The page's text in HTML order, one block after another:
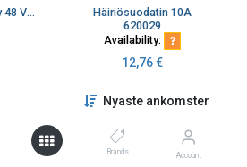
Nyaste ankomster
Brands Account
Jännitteentasaaja eristetty 48 Vdc -> 12 Vdc out 108 W (9A)
Häiriösuodatin 10A
620029
Availability:
12,76€